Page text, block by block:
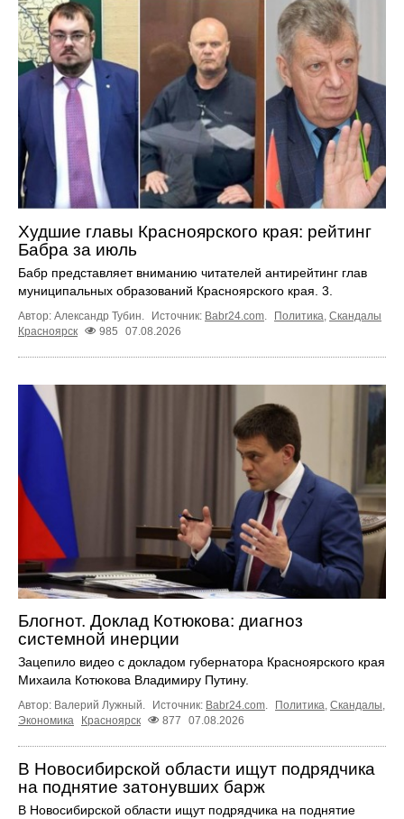
Худшие главы Красноярского края: рейтинг
Бабра за июль
Бабр представляет вниманию читателей антирейтинг глав
муниципальных образований Красноярского края. 3.
Автор: Александр Тубин. Источник: Babr24.com. Политика, Скандалы
Красноярск
985 07.08.2026
Блогнот. Доклад Котюкова: диагноз
системной инерции
Зацепило видео с докладом губернатора Красноярского края
Михаила Котюкова Владимиру Путину.
Автор: Валерий Лужный. Источник: Babr24.com Политика Скандалы
Экономика
Красноярск 877 07.08.2026
В Новосибирской области ищут подрядчика
на поднятие затонувших барж
В Новосибирской области ищут подрядчика на поднятие